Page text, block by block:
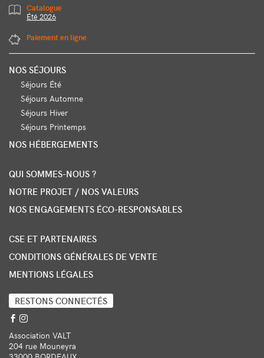
Catalogue
Été 2026
Paiement en ligne
NOS SÉJOURS
Séjours Été
Séjours Automne
Séjours Hiver
Séjours Printemps
NOS HÉBERGEMENTS
QUI SOMMES-NOUS ?
NOTRE PROJET / NOS VALEURS
NOS ENGAGEMENTS ÉCO-RESPONSABLES
CSE ET PARTENAIRES
CONDITIONS GÉNÉRALES DE VENTE
MENTIONS LÉGALES
RESTONS CONNECTÉS
Association VALT
204 rue Mouneyra